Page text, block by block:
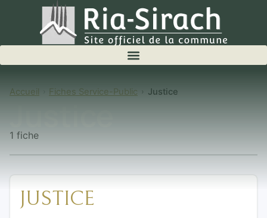
Accueil Fiches Service-Public Justice
Justice
1 fiche
JUSTICE